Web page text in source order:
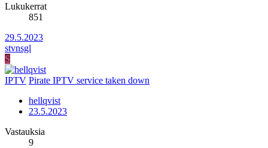
Lukukerrat
851
29.5.2023
stvnsgl
S
IPTV Pirate IPTV service taken down
hellqvist
23.5.2023
Vastauksia
9